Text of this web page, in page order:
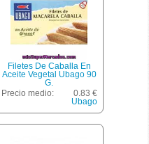
Filetes De Caballa En
Aceite Vegetal Ubago 90
G.
Precio medio:
0.83 €
Ubago